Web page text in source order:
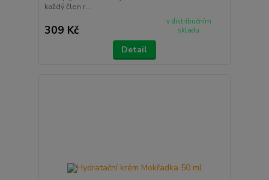
každý člen r...
309 Kč
v distribučním
skladu
Detail